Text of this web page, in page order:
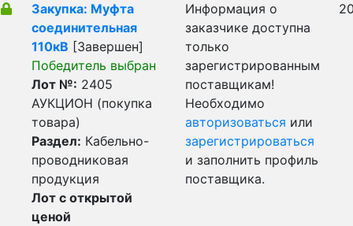
Закупка: Муфта
соединительная
110кВ [Завершен]
Победитель выбран
Лот №: 2405
АУКЦИОН (покупка
товара)
Раздел: Кабельно-
проводниковая
продукция
Лот с открытой
ценой
Информация о
заказчике доступна
только
зарегистрированным
поставщикам!
Необходимо
авторизоваться или
зарегистрироваться
и заполнить профиль
поставщика.